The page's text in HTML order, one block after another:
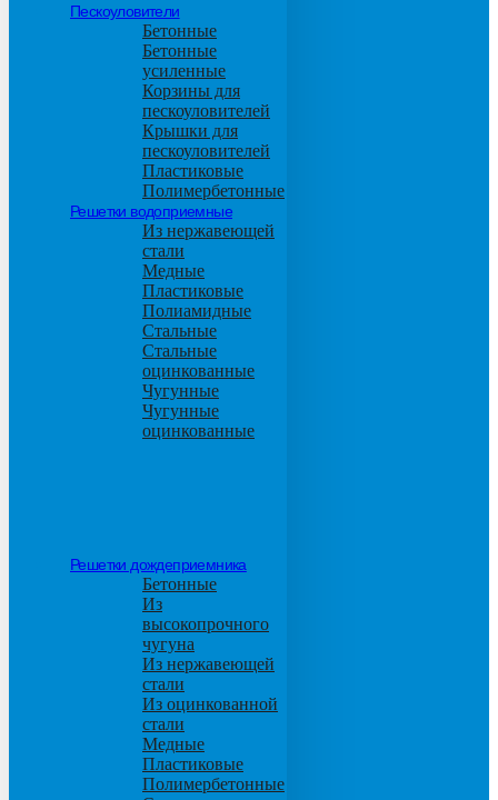
Пескоуловители
Бетонные
Бетонные
усиленные
Корзины для
пескоуловителей
Крышки для
пескоуловителей
Пластиковые
Полимербетонные
Решетки водоприемные
Из нержавеющей
стали
Медные
Пластиковые
Полиамидные
Стальные
Стальные
оцинкованные
Чугунные
Чугунные
оцинкованные
Решетки дождеприемника
Бетонные
Из
высокопрочного
чугуна
Из нержавеющей
стали
Из оцинкованной
стали
Медные
Пластиковые
Полимербетонные